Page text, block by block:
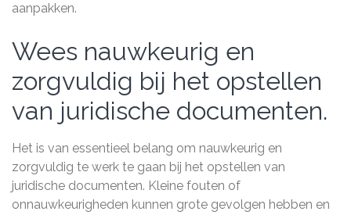
aanpakken.
Wees nauwkeurig en
zorgvuldig bij het opstellen
van juridische documenten.
Het is van essentieel belang om nauwkeurig en
zorgvuldig te werk te gaan bij het opstellen van
juridische documenten. Kleine fouten of
onnauwkeurigheden kunnen grote gevolgen hebben en